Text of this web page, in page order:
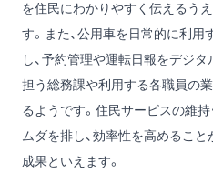
を住民にわかりやすく伝えるう
す。また、公用車を日常的に利
し、予約管理や運転日報をデジ
担う総務課や利用する各職員の
るようです。住民サービスの維持
ムダを排し、効率性を高めるこ
成果といえます。